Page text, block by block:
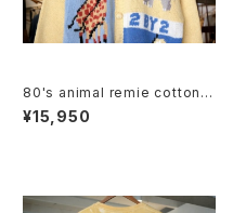
80's animal remie cotton k
nit crewneck Cardigan
¥15,950